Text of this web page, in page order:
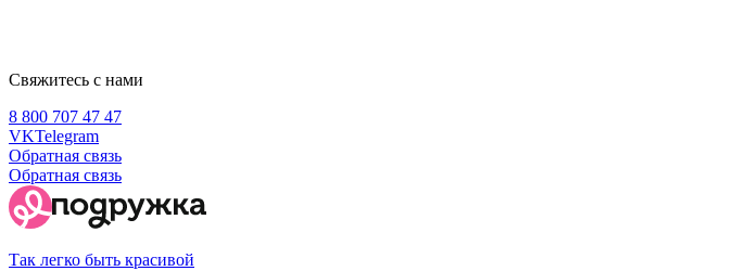
Свяжитесь с нами
8 800 707 47 47
VKTelegram
Обратная связь
Обратная связь
Так легко быть красивой